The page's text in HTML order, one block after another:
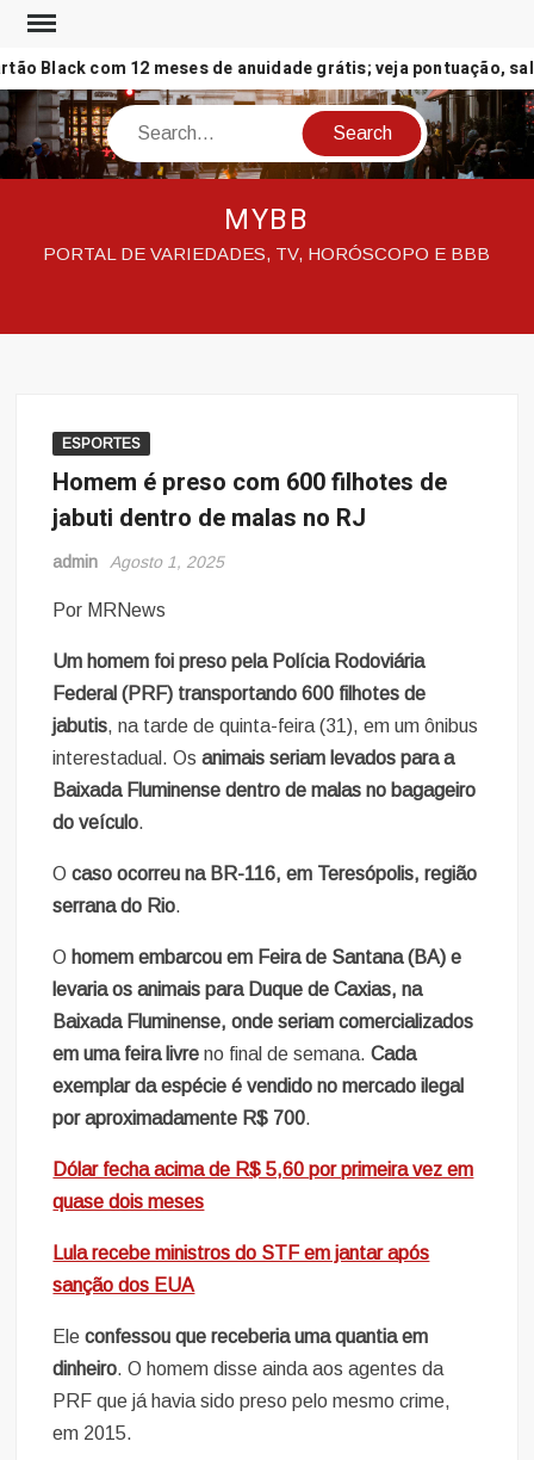
Skip
content
Black com 12 meses de anuidade grátis; veja pontuação,
Search
MYBB
PORTAL DE VARIEDADES, TV, HORÓSCOPO E BBB
ESPORTES
Homem é preso com 600 filhotes de
jabuti dentro de malas no RJ
admin Agosto 1, 2025
Por MRNews
Um homem foi preso pela Polícia Rodoviária
Federal (PRF) transportando 600 filhotes de
jabutis, na tarde de quinta-feira (31), em um ônibus
interestadual. Os animais seriam levados para a
Baixada Fluminense dentro de malas no bagageiro
do veículo.
O caso ocorreu na BR-116, em Teresópolis, região
serrana do Rio.
O homem embarcou em Feira de Santana (BA) e
levaria os animais para Duque de Caxias, na
Baixada Fluminense, onde seriam comercializados
em uma feira livre no final de semana.Cada
exemplar da espécie é vendido no mercado ilegal
por aproximadamente R$ 700.
Dólar fecha acima de R$ 5,60 por primeira vez em
quase dois meses
Lula recebe ministros do STF em jantar após
sanção dos EUA
Eleconfessou que receberia uma quantia em
dinheiro. O homem disse ainda aos agentes da
PRF que já havia sido preso pelo mesmo crime,
em 2015.